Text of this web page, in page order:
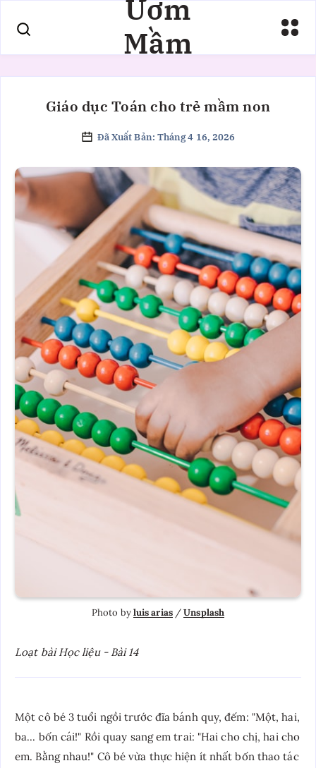
Ươm
Mầm
Giáo dục Toán cho trẻ mầm non
Đã Xuất Bản: Tháng 4 16, 2026
Photo by luis arias / Unsplash
Loạt bài Học liệu - Bài 14
Một cô bé 3 tuổi ngồi trước đĩa bánh quy, đếm: "Một, hai,
ba... bốn cái!" Rồi quay sang em trai: "Hai cho chị, hai cho
em. Bằng nhau!" Cô bé vừa thực hiện ít nhất bốn thao tác